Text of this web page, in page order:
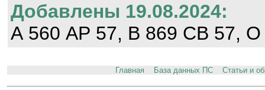
Добавлены 19.08.2024:
А 560 АР 57, В 869 СВ 57,
Главная База данных ПС Статьи и